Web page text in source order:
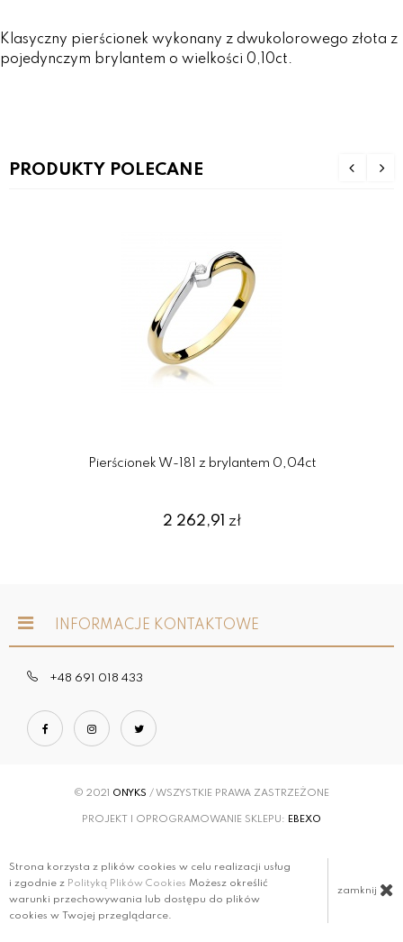
Klasyczny pierścionek wykonany z dwukolorowego złota z
pojedynczym brylantem o wielkości 0,10ct.
PRODUKTY POLECANE
Pierścionek W-181 z brylantem 0,04ct
2 262,91 zł
INFORMACJE KONTAKTOWE
+48 691 018 433
© 2021 ONYKS / WSZYSTKIE PRAWA ZASTRZEŻONE
PROJEKT I OPROGRAMOWANIE SKLEPU: EBEXO
Strona korzysta z plików cookies w celu realizacji usług
i zgodnie z Polityką Plików Cookies Możesz określić
warunki przechowywania lub dostępu do plików
cookies w Twojej przeglądarce.
zamknij